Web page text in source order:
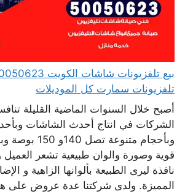
تلفزيونات سمارت كل الموديلات
أصبح خلال السنوات الماضية القليلة
الشركات في انتاج أحدث الشاشات
وبأحجام متنوعة
قوية وصورة والوان طبيعية تشعر
نافذة ليرى الطبيعة بألوانها الزاهية و
المميزة. ولدى شركتنا عدة عروض على